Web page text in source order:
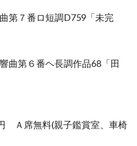
第７番ロ短調D759「未完
曲第６番ヘ長調作品68「田
Ａ席無料(親子鑑賞室、車椅